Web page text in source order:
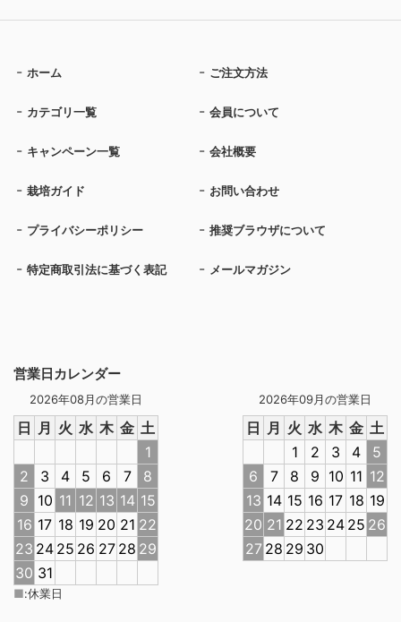
営業日カレンダー
2026年08月の営業日
日 月 火 水 木 金 土
1
2
3 4 5 6 7
8
9 10 11 12 13 14 15
16 17 18 19 20 21 22
23 24 25 26 27 28 29
30 31
2026年09月の営業日
日 月 火 水 木 金 土
1
2 3 4
5
6
7 8 9 10 11 12
13 14 15 16 17 18 19
20 21 22 23 24 25 26
27 28 29 30
■:休業日
ホーム ご注文方法
カテゴリ一覧 会員について
キャンペーン一覧 会社概要
栽培ガイド お問い合わせ
プライバシーポリシー 推奨ブラウザについて
特定商取引法に基づく表記 メールマガジン